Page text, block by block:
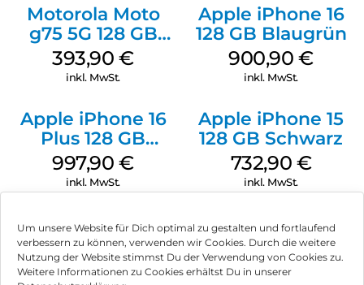
Um unsere Website für Dich optimal zu gestalten und fortlaufend
verbessern zu können, verwenden wir Cookies. Durch die weitere
Nutzung der Website stimmst Du der Verwendung von Cookies zu.
Weitere Informationen zu Cookies erhältst Du in unserer
Samsung Galaxy
A26 5G 128 GB
Black
242,90€
inkl. MwSt.
Samsung Galaxy
S25 256 GB
Icyblue
771,90 €
inkl. MwSt.
Samsung Galaxy
S25 128 GB
Icyblue
898,90€
inkl. MwSt.
Samsung Galaxy
S25 128 GB Mint
572,90 €
inkl. MwSt.
HMD Fusion
Business Edition
256 GB Grey
266,90€
Crosscall Stellar-
M6 128 GB
Schwarz
407,90€